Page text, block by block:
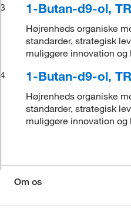
3
1-Butan-d9-ol,
Højrenheds organiske
standarder, strategisk
muliggøre innovation
4
1-Butan-d9-ol,
Højrenheds organiske
standarder, strategisk
muliggøre innovation
Om os